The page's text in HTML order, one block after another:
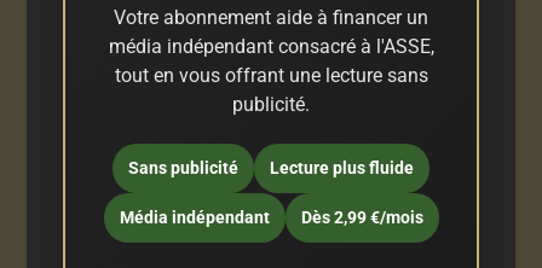
Votre abonnement aide à financer un
média indépendant consacré à l'ASSE,
tout en vous offrant une lecture sans
publicité.
Sans publicité Lecture plus fluide
Média indépendant Dès 2,99 €/mois